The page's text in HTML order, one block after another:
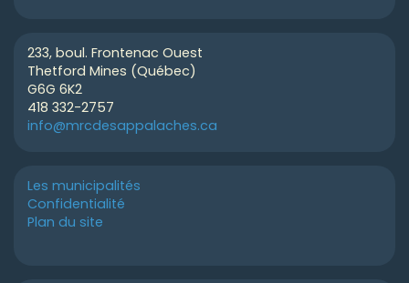
233, boul. Frontenac Ouest
Thetford Mines (Québec)
G6G 6K2
418 332-2757
info@mrcdesappalaches.ca
Les municipalités
Confidentialité
Plan du site